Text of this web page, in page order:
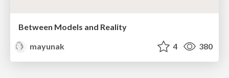
Between Models and Reality
mayunak
4 380